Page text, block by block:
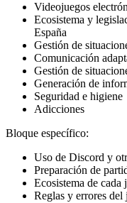
Videojuegos
Ecosistema y
España
Gestión de
Comunicación
Gestión de
Generación de
Seguridad e higiene
Bloque específico:
Uso de Discord y
Preparación de
Ecosistema de cada
Reglas y errores del